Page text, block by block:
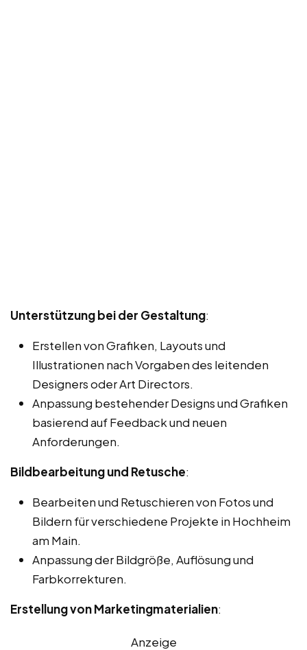
Unterstützung bei der Gestaltung:
Erstellen von Grafiken, Layouts und
Illustrationen nach Vorgaben des leitenden
Designers oder Art Directors.
Anpassung bestehender Designs und Grafiken
basierend auf Feedback und neuen
Anforderungen.
Bildbearbeitung und Retusche:
Bearbeiten und Retuschieren von Fotos und
Bildern für verschiedene Projekte in Hochheim
am Main.
Anpassung der Bildgröße, Auflösung und
Farbkorrekturen.
Erstellung von Marketingmaterialien:
Anzeige